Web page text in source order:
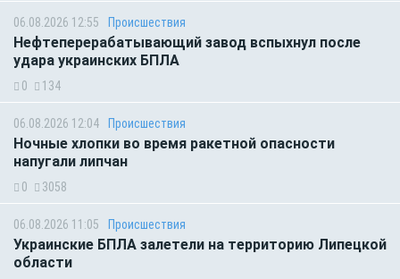
06.08.2026 12:55 Происшествия
Нефтеперерабатывающий завод вспыхнул после
удара украинских БПЛА
0 134
06.08.2026 12:04 Происшествия
Ночные хлопки во время ракетной опасности
напугали липчан
0 3058
06.08.2026 11:05 Происшествия
Украинские БПЛА залетели на территорию Липецкой
области